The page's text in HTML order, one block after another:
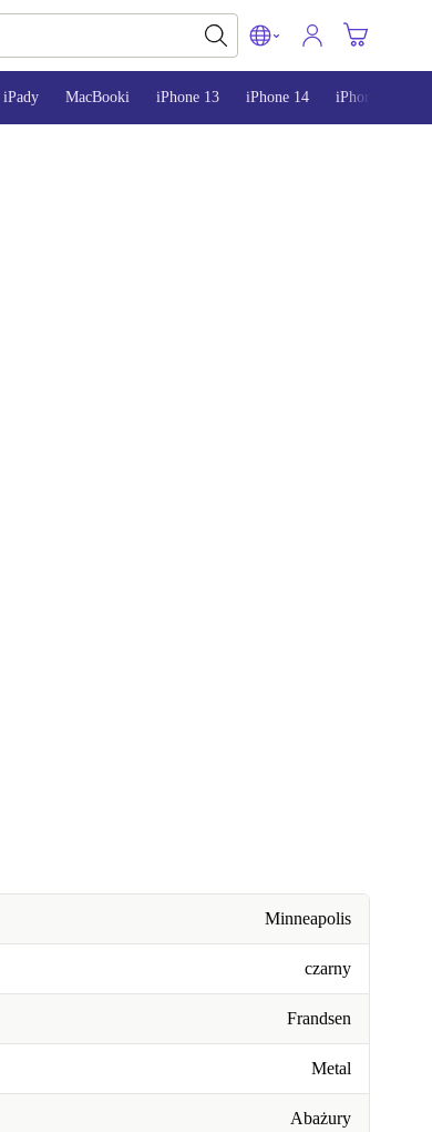
iPady MacBooki iPhone 13 iPhone 14 iPhone 15
Minneapolis
czarny
Frandsen
Metal
Abażury